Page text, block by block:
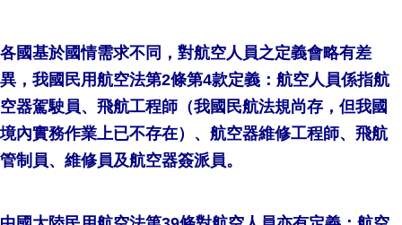
各國基於國情需求不同，對航空人員之定義會略有差
異，我國民用航空法第2條第4款定義：航空人員係指航
空器駕駛員、飛航工程師（我國民航法規尚存，但我國
境內實務作業上已不存在）、航空器維修工程師、飛航
管制員、維修員及航空器簽派員。